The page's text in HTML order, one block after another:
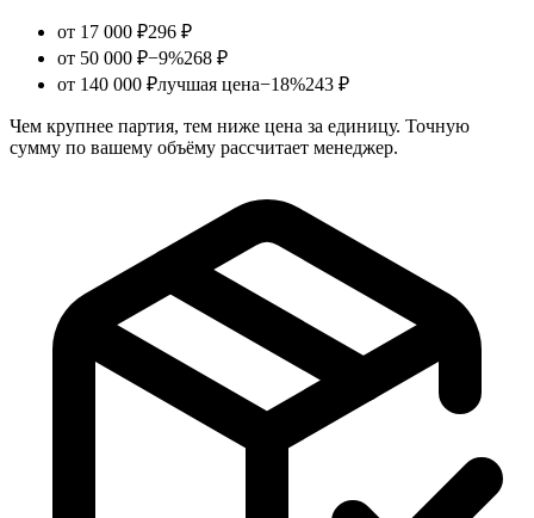
от 17 000 ₽296 ₽
от 50 000 ₽−9%268 ₽
от 140 000 ₽лучшая цена−18%243 ₽
Чем крупнее партия, тем ниже цена за единицу. Точную
сумму по вашему объёму рассчитает менеджер.